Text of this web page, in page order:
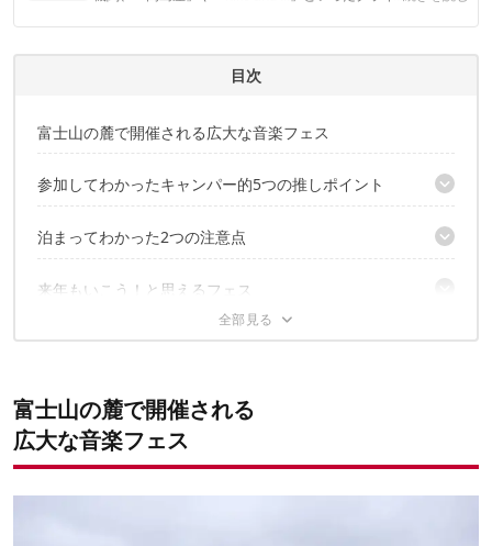
CAMP HACK編集部のプロフィール
目次
富士山の麓で開催される広大な音楽フェス
参加してわかったキャンパー的5つの推しポイント
その1. 非日常な景色と自然
その2. 良い意味で「ゆるく」楽しめる
その5. 買い出し不要なご飯ラインナップ
泊まってわかった2つの注意点
荷物運びは大変
来年もいこう！と思えるフェス
▼こちらの記事もおすすめ
富士山の麓で開催される
広大な音楽フェス